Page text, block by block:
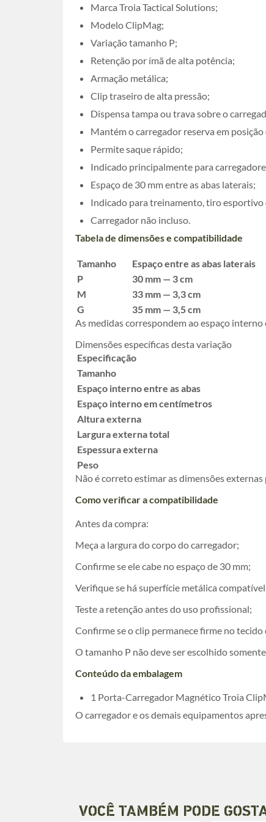
Marca Troia Tactical Solutions;
Modelo ClipMag;
Variação tamanho P;
Retenção por ímã de alta potência;
Armação metálica;
Clip traseiro de alta pressão;
Dispensa tampa ou trava sobre o
Mantém o carregador reserva em
Permite saque rápido;
Indicado principalmente para
Espaço de 30 mm entre as abas laterais;
Indicado para treinamento, tiro esportivo
Carregador não incluso.
Tabela de dimensões e compatibilidade
Tamanho Espaço entre as abas laterais
P
30 mm — 3 cm
M
33 mm — 3,3 cm
G
35 mm — 3,5 cm
As medidas correspondem ao espaço
Dimensões específicas desta variação
Especificação
Tamanho
Espaço interno entre as abas
Espaço interno em centímetros
Altura externa
Largura externa total
Espessura externa
Peso
Não é correto estimar as dimensões
Como verificar a compatibilidade
Antes da compra:
Meça a largura do corpo do carregador;
Confirme se ele cabe no espaço de 30 mm;
Verifique se há superfície metálica
Teste a retenção antes do uso profissional;
Confirme se o clip permanece firme no
O tamanho P não deve ser escolhido
Conteúdo da embalagem
1 Porta-Carregador Magnético Troia
O carregador e os demais equipamentos
VOCÊ TAMBÉM PODE